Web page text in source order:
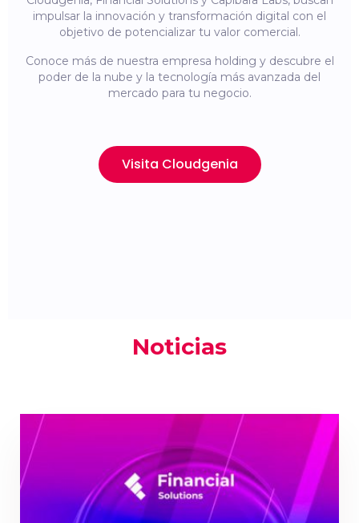
impulsar la innovación y transformación digital con el
objetivo de potencializar tu valor comercial.
Conoce más de nuestra empresa holding y descubre el
poder de la nube y la tecnología más avanzada del
mercado para tu negocio.
Visita Cloudgenia
Noticias